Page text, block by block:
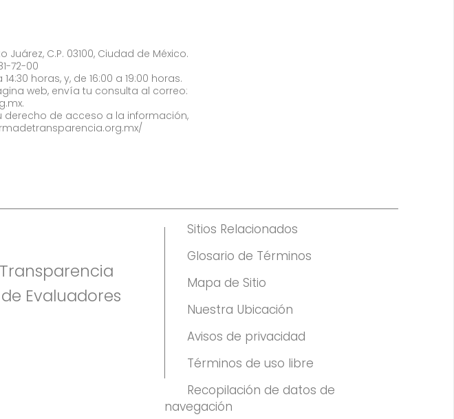
C.P. 03100, Ciudad de México.
72-00
horas, y, de 16:00 a 19:00 horas.
web, envía tu consulta al correo:
.
derecho de acceso a la información,
Transparencia
Evaluadores
Sitios Relacionados
Glosario de Términos
Mapa de Sitio
Nuestra Ubicación
Avisos de privacidad
Términos de uso libre
Recopilación de datos de
navegación